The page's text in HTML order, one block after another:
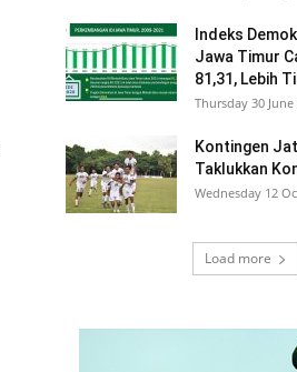
Indeks
Jawa Timur
81,31, Lebih
Thursday 30
Kontingen
Taklukkan
Wednesday 12
Load more